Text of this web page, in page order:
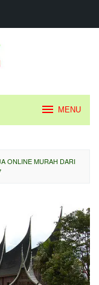
MENU
ONLINE MURAH DARI